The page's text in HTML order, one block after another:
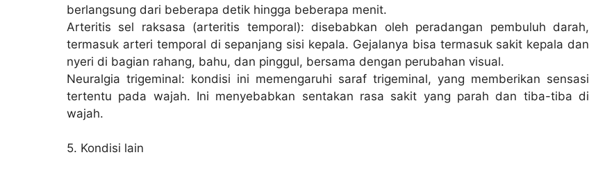
berlangsung dari beberapa detik hingga beberapa menit.
Arteritis sel raksasa (arteritis temporal): disebabkan oleh peradangan pembuluh darah,
termasuk arteri temporal di sepanjang sisi kepala. Gejalanya bisa termasuk sakit kepala dan
nyeri di bagian rahang, bahu, dan pinggul, bersama dengan perubahan visual.
Neuralgia trigeminal: kondisi ini memengaruhi saraf trigeminal, yang memberikan sensasi
tertentu pada wajah. Ini menyebabkan sentakan rasa sakit yang parah dan tiba-tiba di
wajah.
5. Kondisi lain